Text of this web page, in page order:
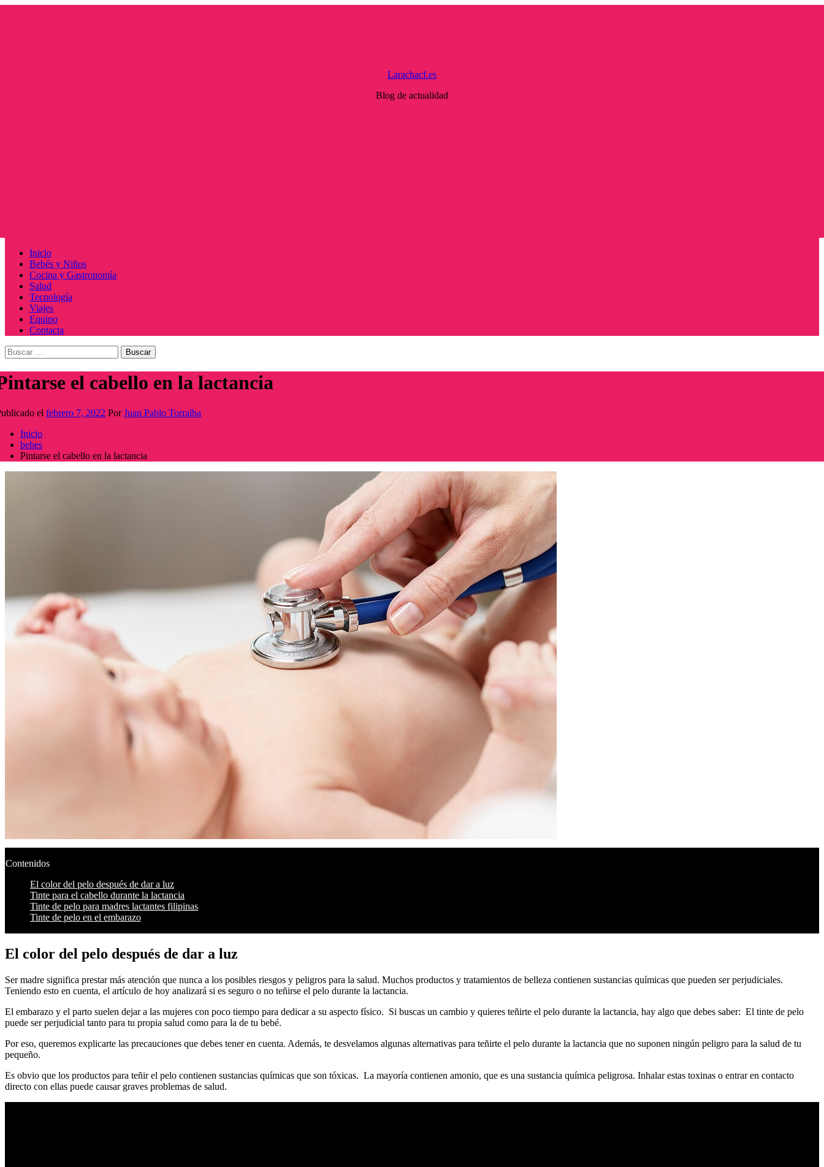
Larachacf.es
Blog de actualidad
Menú
principal
Inicio
Bebés y Niños
Cocina y Gastronomía
Salud
Tecnología
Viajes
Equipo
Contacta
Buscar:
el cabello en la lactancia
el febrero 7, 2022 PorJuan Pablo Torralba
Inicio
bebes
Pintarse el cabello en la lactancia
Contenidos
El color del pelo después de dar a luz
Tinte para el cabello durante la lactancia
Tinte de pelo para madres lactantes filipinas
Tinte de pelo en el embarazo
El color del pelo después de dar a luz
Ser madre significa prestar más atención que nunca a los posibles riesgos y peligros para la salud. Muchos productos y tratamientos de belleza contienen sustancias químicas que pueden ser perjudiciales.
Teniendo esto en cuenta, el artículo de hoy analizará si es seguro o no teñirse el pelo durante la lactancia.
El embarazo y el parto suelen dejar a las mujeres con poco tiempo para dedicar a su aspecto físico. Si buscas un cambio y quieres teñirte el pelo durante la lactancia, hay algo que debes saber: El tinte de pelo
puede ser perjudicial tanto para tu propia salud como para la de tu bebé.
Por eso, queremos explicarte las precauciones que debes tener en cuenta. Además, te desvelamos algunas alternativas para teñirte el pelo durante la lactancia que no suponen ningún peligro para la salud de tu
pequeño.
Es obvio que los productos para teñir el pelo contienen sustancias químicas que son tóxicas. La mayoría contienen amonio, que es una sustancia química peligrosa. Inhalar estas toxinas o entrar en contacto
directo con ellas puede causar graves problemas de salud.